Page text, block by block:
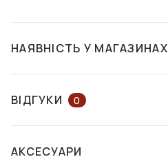
НАЯВНІСТЬ У МАГАЗИНАХ
ВІДГУКИ 0
АКСЕСУАРИ